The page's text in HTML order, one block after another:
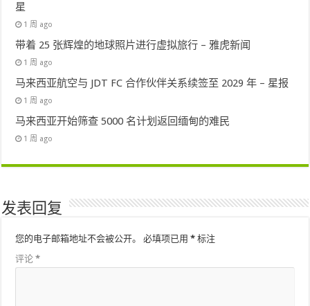
星
1 周 ago
带着 25 张辉煌的地球照片进行虚拟旅行 – 雅虎新闻
1 周 ago
马来西亚航空与 JDT FC 合作伙伴关系续签至 2029 年 – 星报
1 周 ago
马来西亚开始筛查 5000 名计划返回缅甸的难民
1 周 ago
发表回复
您的电子邮箱地址不会被公开。 必填项已用* 标注
评论*